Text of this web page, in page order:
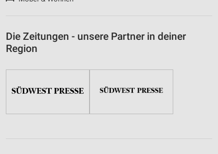
Die Zeitungen - unsere Partner in deiner
Region